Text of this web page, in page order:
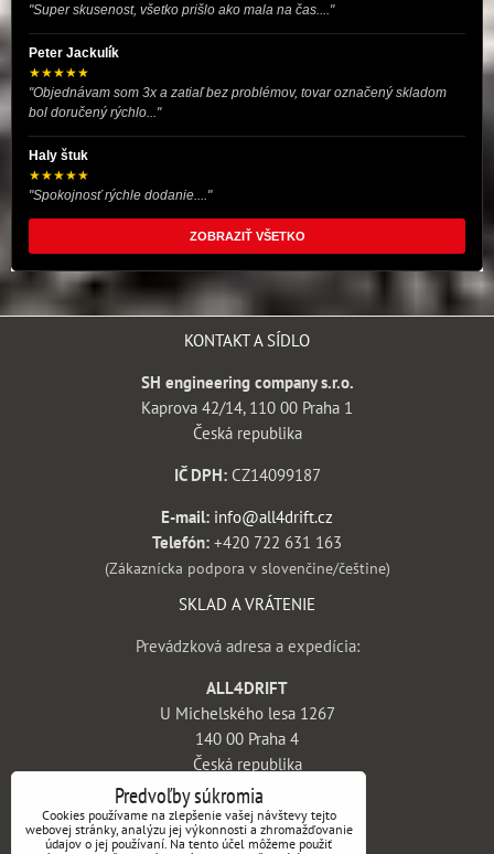
"Super skusenost, všetko prišlo ako mala na čas...."
Peter Jackulík
★★★★★
"Objednávam som 3x a zatiaľ bez problémov, tovar označený skladom
bol doručený rýchlo..."
Haly štuk
★★★★★
"Spokojnosť rýchle dodanie...."
ZOBRAZIŤ VŠETKO
KONTAKT A SÍDLO
SH engineering company s.r.o.
Kaprova 42/14, 110 00 Praha 1
Česká republika
IČ DPH:CZ14099187
E-mail: info@all4drift.cz
Telefón: +420 722 631 163
(Zákaznícka podpora v slovenčine/češtine)
SKLAD A VRÁTENIE
Prevádzková adresa a expedícia:
ALL4DRIFT
U Michelského lesa 1267
140 00 Praha 4
Česká republika
INFORMÁCIE
Obchodné podmienky
Predvoľby súkromia
Cookies používame na zlepšenie vašej návštevy tejto
webovej stránky, analýzu jej výkonnosti a zhromažďovanie
údajov o jej používaní. Na tento účel môžeme použiť